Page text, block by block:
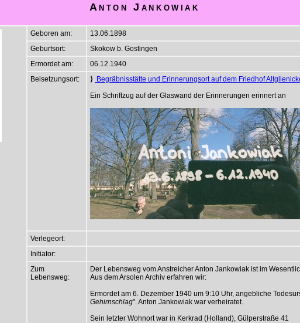
Anton Jankowiak
Geboren am:
13.06.1898
Geburtsort:
Skokow b. Gostingen
Ermordet am:
06.12.1940
Beisetzungsort:
⟩
Begräbnisstätte und Erinnerungsort auf dem Friedhof
Ein Schriftzug auf der Glaswand der Erinnerungen erinnert an
Verlegeort:
Initiator:
Zum
Lebensweg:
Der Lebensweg vom Anstreicher Anton Jankowiak ist im
Aus dem Arsolen Archiv erfahren wir:
Ermordet am 6. Dezember 1940 um 9:10 Uhr, angebliche
Gehirnschlag". Anton Jankowiak war verheiratet.
Sein letzter Wohnort war in Kerkrad (Holland), Gülperstraße 41